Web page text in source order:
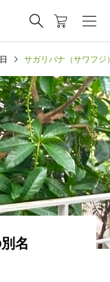
サガリバナ（サワフジ
名